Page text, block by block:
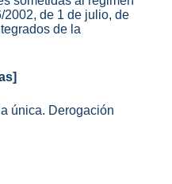
2002, de 1 de julio, de
de la
única. Derogación